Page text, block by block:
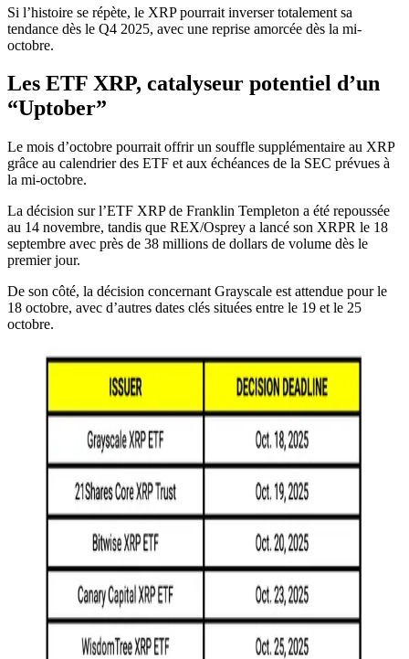
Si l’histoire se répète, le XRP pourrait inverser totalement sa
tendance dès le Q4 2025, avec une reprise amorcée dès la mi-
octobre.
Les ETF XRP, catalyseur potentiel d’un
“Uptober”
Le mois d’octobre pourrait offrir un souffle supplémentaire au XRP
grâce au calendrier des ETF et aux échéances de la SEC prévues à
la mi-octobre.
La décision sur l’ETF XRP de Franklin Templeton a été repoussée
au 14 novembre, tandis que REX/Osprey a lancé son XRPR le 18
septembre avec près de 38 millions de dollars de volume dès le
premier jour.
De son côté, la décision concernant Grayscale est attendue pour le
18 octobre, avec d’autres dates clés situées entre le 19 et le 25
octobre.